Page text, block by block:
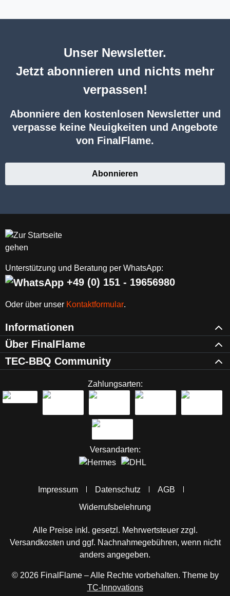
Unser Newsletter.
Jetzt abonnieren und nichts mehr
verpassen!
Abonniere den kostenlosen Newsletter und
verpasse keine Neuigkeiten und Angebote
von FinalFlame.
Abonnieren
Unterstützung und Beratung per WhatsApp:
+49 (0) 151 - 19656980
Oder über unser Kontaktformular.
Informationen
Über FinalFlame
TEC-BBQ Community
Zahlungsarten:
Versandarten:
Impressum Datenschutz
AGB
Widerrufsbelehrung
Alle Preise inkl. gesetzl. Mehrwertsteuer zzgl.
Versandkosten und ggf. Nachnahmegebühren, wenn nicht
anders angegeben.
© 2026 FinalFlame – Alle Rechte vorbehalten. Theme by
TC-Innovations